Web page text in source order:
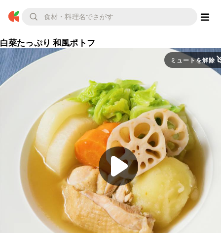
白菜たっぷり 和風ポトフ
ミュートを解除